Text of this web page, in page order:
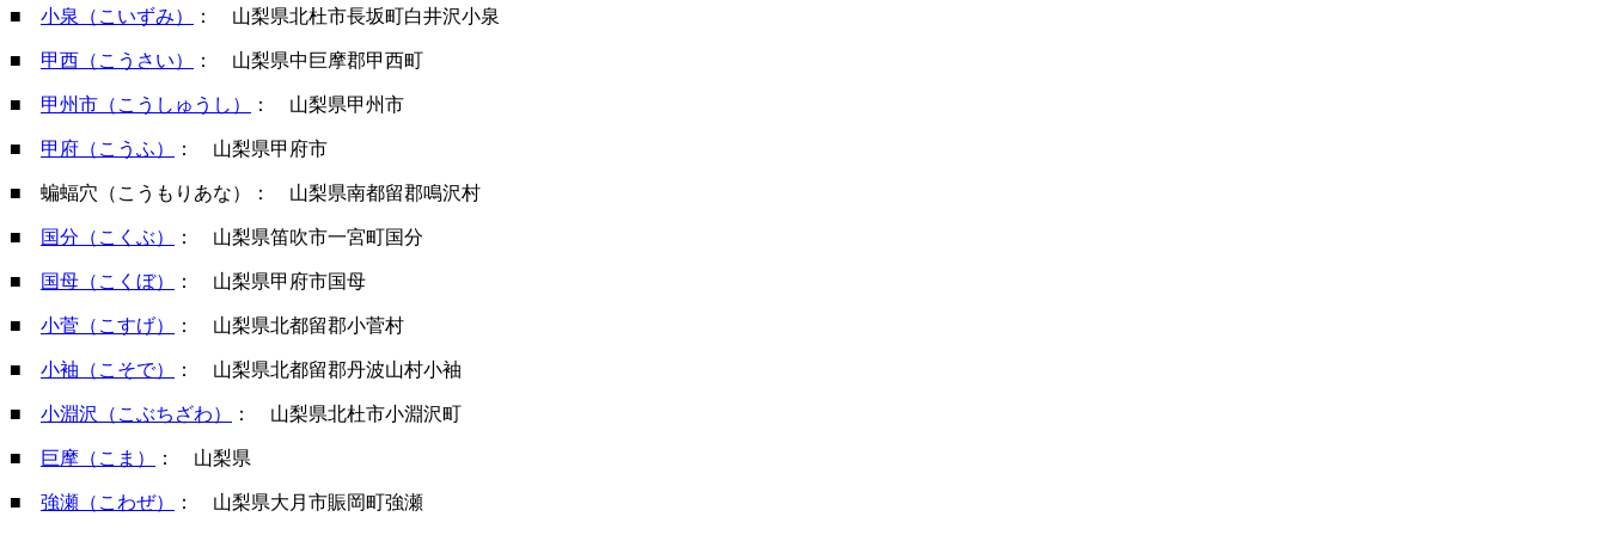
■ 小泉（こいずみ） ： 山梨県北杜市長坂町白井沢小泉
■ 甲西（こうさい） ： 山梨県中巨摩郡甲西町
■ 甲州市（こうしゅうし） ： 山梨県甲州市
■ 甲府（こうふ） ： 山梨県甲府市
■ 蝙蝠穴（こうもりあな）： 山梨県南都留郡鳴沢村
■ 国分（こくぶ） ： 山梨県笛吹市一宮町国分
■ 国母（こくぼ） ： 山梨県甲府市国母
■ 小菅（こすげ） ： 山梨県北都留郡小菅村
■ 小袖（こそで） ： 山梨県北都留郡丹波山村小袖
■ 小淵沢（こぶちざわ） ： 山梨県北杜市小淵沢町
■ 巨摩（こま） ： 山梨県
■ 強瀬（こわぜ） ： 山梨県大月市賑岡町強瀬